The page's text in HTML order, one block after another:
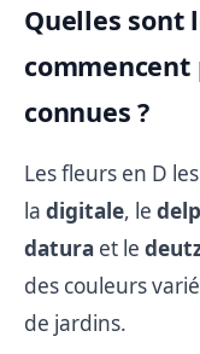
Quelles sont
connues ?
Les fleurs en D
la digitale, le
datura et le
des couleurs
de jardins.